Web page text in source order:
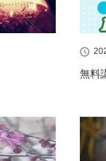
無料